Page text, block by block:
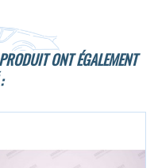
ONT ÉGALEMENT